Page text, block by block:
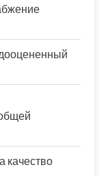
качество